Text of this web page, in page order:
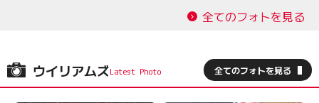
全てのフォトを見る
ウイリアムズ 全てのフォトを見る